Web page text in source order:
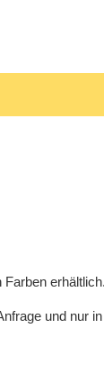
erhältlich.
und nur